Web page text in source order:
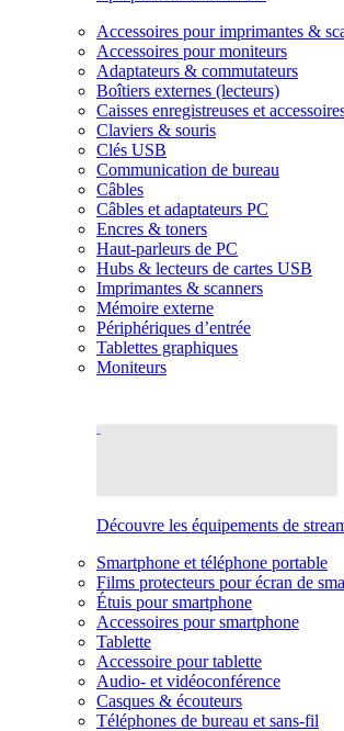
Accessoires pour imprimantes &
Accessoires pour moniteurs
Adaptateurs & commutateurs
Boîtiers externes (lecteurs)
Caisses enregistreuses et
Claviers & souris
Clés USB
Communication de bureau
Câbles
Câbles et adaptateurs PC
Encres & toners
Haut-parleurs de PC
Hubs & lecteurs de cartes USB
Imprimantes & scanners
Mémoire externe
Périphériques d’entrée
Tablettes graphiques
Moniteurs
Découvre les équipements de
Smartphone et téléphone portable
Films protecteurs pour écran de
Étuis pour smartphone
Accessoires pour smartphone
Tablette
Accessoire pour tablette
Audio- et vidéoconférence
Casques & écouteurs
Téléphones de bureau et sans-fil